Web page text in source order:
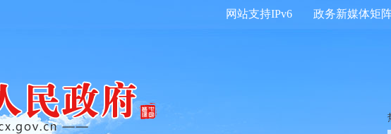
政务新媒体矩
网站支持IPv6